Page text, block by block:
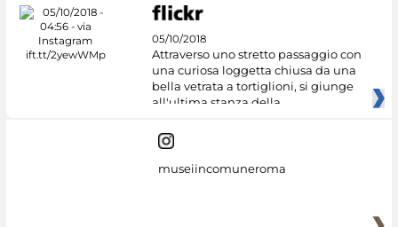
05/10/2018
Attraverso uno stretto passaggio con
una curiosa loggetta chiusa da una
bella vetrata a tortiglioni, si giunge
all'ultima stanza della
museiincomuneroma